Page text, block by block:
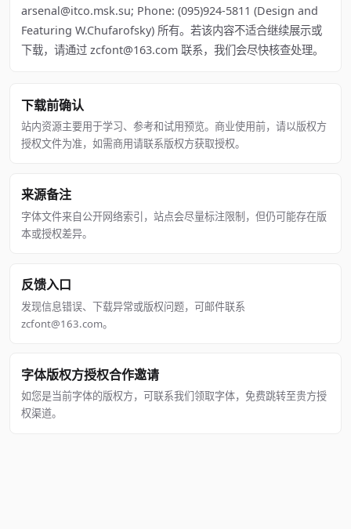
arsenal@itco.msk.su; Phone: (095)924-5811 (Design and
Featuring W.Chufarofsky) 所有。若该内容不适合继续展示或
下载，请通过 zcfont@163.com 联系，我们会尽快核查处理。
下载前确认
站内资源主要用于学习、参考和试用预览。商业使用前，请以版权方
授权文件为准，如需商用请联系版权方获取授权。
来源备注
字体文件来自公开网络索引，站点会尽量标注限制，但仍可能存在版
本或授权差异。
反馈入口
发现信息错误、下载异常或版权问题，可邮件联系
zcfont@163.com。
字体版权方授权合作邀请
如您是当前字体的版权方，可联系我们领取字体，免费跳转至贵方授
权渠道。